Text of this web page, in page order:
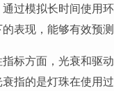
过模拟长时间使用
表现，能够有效预测
标方面，光衰和驱
指的是灯珠在使用